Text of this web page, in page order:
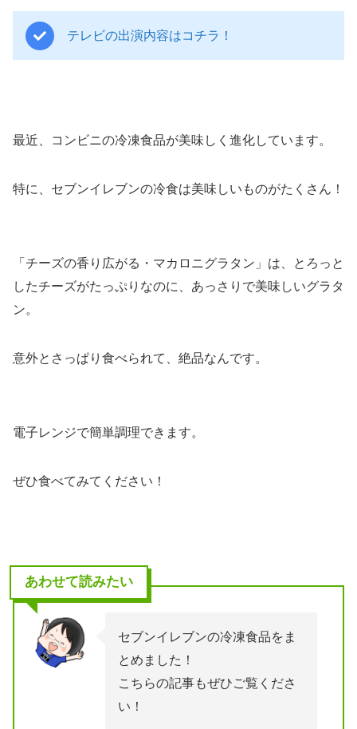
テレビの出演内容はコチラ！
最近、コンビニの冷凍食品が美味しく進化しています。
特に、セブンイレブンの冷食は美味しいものがたくさん！
「チーズの香り広がる・マカロニグラタン」は、とろっと
したチーズがたっぷりなのに、あっさりで美味しいグラタ
ン。
意外とさっぱり食べられて、絶品なんです。
電子レンジで簡単調理できます。
ぜひ食べてみてください！
あわせて読みたい
セブンイレブンの冷凍食品をま
とめました！
こちらの記事もぜひご覧くださ
い！